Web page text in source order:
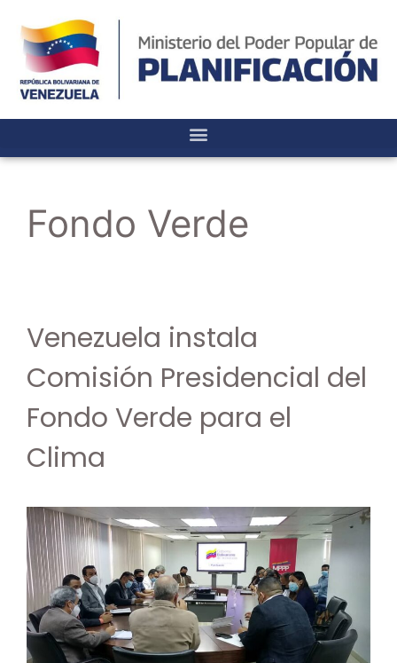
Fondo Verde
Venezuela instala
Comisión Presidencial del
Fondo Verde para el
Clima